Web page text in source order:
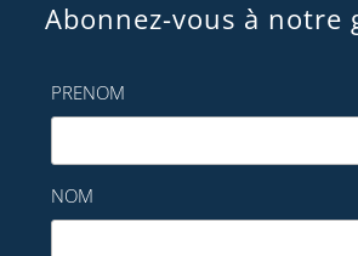
Abonnez-vous à notre
PRENOM
NOM